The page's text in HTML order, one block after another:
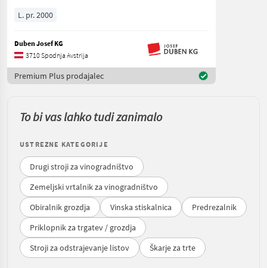
L. pr. 2000
Duben Josef KG
3710 Spodnja Avstrija
Premium Plus prodajalec
To bi vas lahko tudi zanimalo
USTREZNE KATEGORIJE
Drugi stroji za vinogradništvo
Zemeljski vrtalnik za vinogradništvo
Obiralnik grozdja
Vinska stiskalnica
Predrezalnik
Priklopnik za trgatev / grozdja
Stroji za odstrajevanje listov
Škarje za trte